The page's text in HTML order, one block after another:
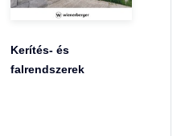
Kerítés- és
falrendszerek